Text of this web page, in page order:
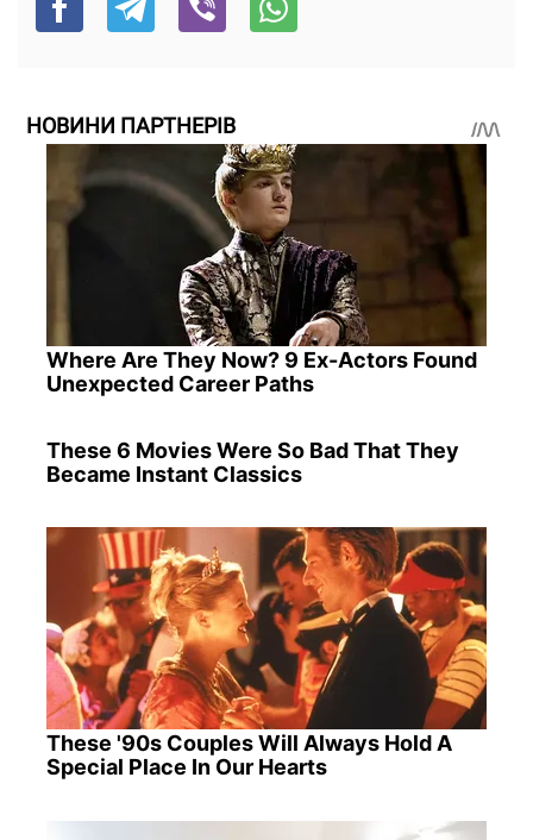
НОВИНИ ПАРТНЕРІВ
Where Are They Now? 9 Ex-Actors Found
Unexpected Career Paths
These 6 Movies Were So Bad That They
Became Instant Classics
These '90s Couples Will Always Hold A
Special Place In Our Hearts